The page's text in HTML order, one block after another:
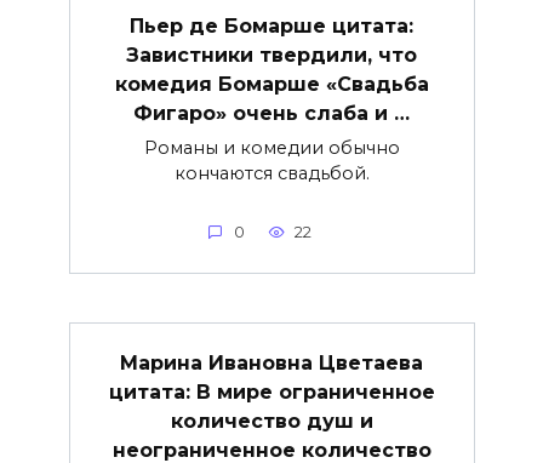
Пьер де Бомарше цитата:
Завистники твердили, что
комедия Бомарше «Свадьба
Фигаро» очень слаба и …
Романы и комедии обычно
кончаются свадьбой.
0 22
Марина Ивановна Цветаева
цитата: В мире ограниченное
количество душ и
неограниченное количество